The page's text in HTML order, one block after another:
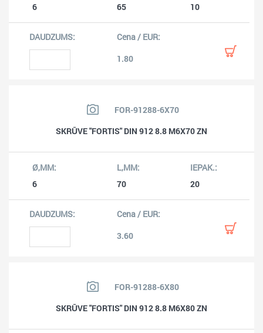
6 65 10
1.80
FOR-91288-6X70
SKRŪVE "FORTIS" DIN 912 8.8 M6X70 ZN
6 70 20
3.60
FOR-91288-6X80
SKRŪVE "FORTIS" DIN 912 8.8 M6X80 ZN